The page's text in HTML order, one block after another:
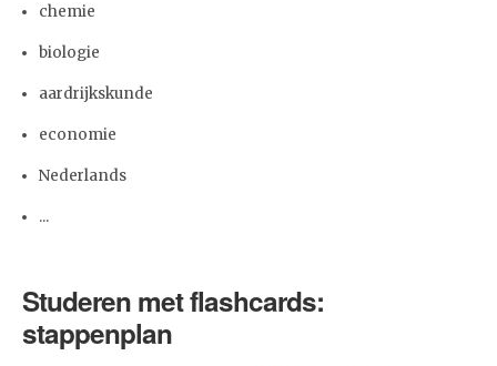
chemie
biologie
aardrijkskunde
economie
Nederlands
...
Studeren met flashcards:
stappenplan